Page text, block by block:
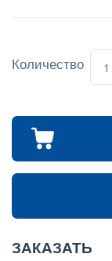
Количество
ЗАКАЗАТЬ